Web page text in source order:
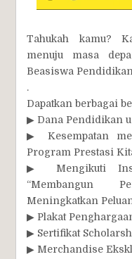
Tahukah kamu?
menuju masa
Beasiswa
.
Dapatkan berbagai
▶ Dana Pendidikan
▶ Kesempatan
Program Prestasi
▶ Mengikuti
“Membangun
Meningkatkan
▶ Plakat
▶ Sertifikat
▶ Merchandise